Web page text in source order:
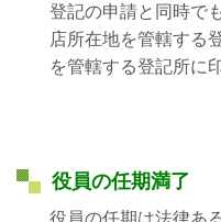
登記の申請と同時で
店所在地を管轄する
を管轄する登記所に
役員の任期満了
役員の任期は法律あ